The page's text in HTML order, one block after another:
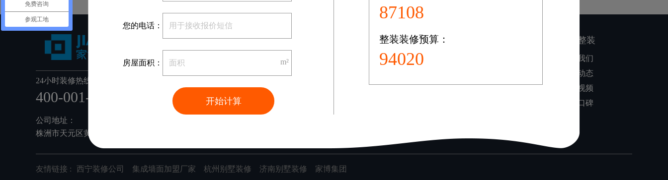
24小时装修热线：
400-001-6668
公司地址：
株洲市天元区黄河南路78号家博整装(利德工业园内)
家博整装
关于我们
公司动态
装修视频
业主口碑
友情链接 : 西宁装修公司 集成墙面加盟厂家 杭州别墅装修 济南别墅装修 家博集团
您的电话：
房屋面积： m²
开始计算
79701
整装装修预算：
130950
免费咨询
参观工地